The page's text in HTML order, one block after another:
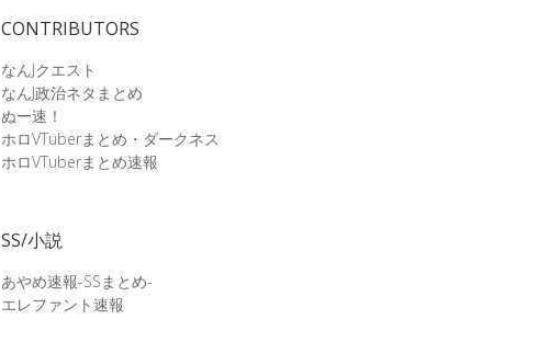
CONTRIBUTORS
なんJクエスト
なんJ政治ネタまとめ
ぬー速！
ホロVTuberまとめ・ダークネス
ホロVTuberまとめ速報
SS/小説
あやめ速報-SSまとめ-
エレファント速報